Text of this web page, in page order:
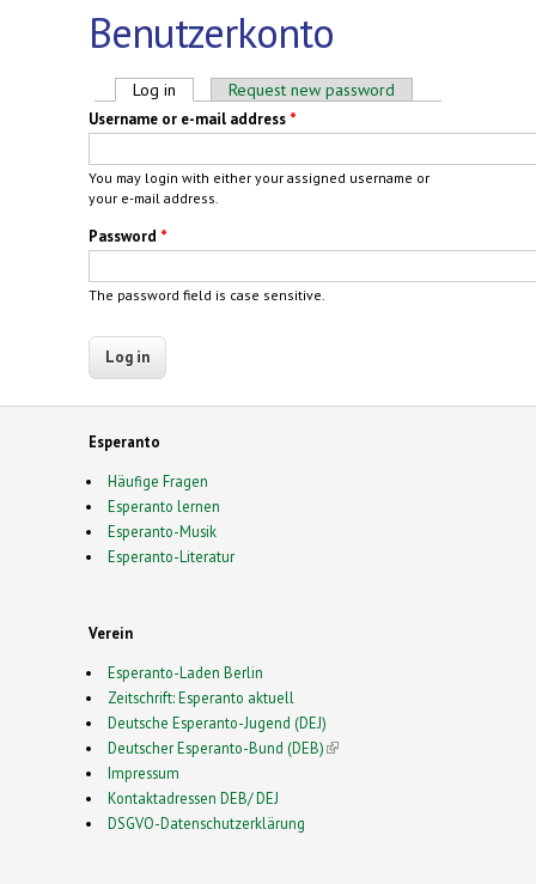
Benutzerkonto
Primary tabs
Log in (active tab)Request new password
Username or e-mail address *
You may login with either your assigned username or
your e-mail address.
Password *
The password field is case sensitive.
Esperanto
Häufige Fragen
Esperanto lernen
Esperanto-Musik
Esperanto-Literatur
Verein
Esperanto-Laden Berlin
Zeitschrift: Esperanto aktuell
Deutsche Esperanto-Jugend (DEJ)
Deutscher Esperanto-Bund (DEB)(link is external)
Impressum
Kontaktadressen DEB/ DEJ
DSGVO-Datenschutzerklärung